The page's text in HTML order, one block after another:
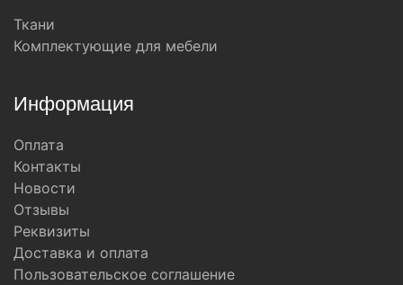
Ткани
Комплектующие для мебели
Информация
Оплата
Контакты
Новости
Отзывы
Реквизиты
Доставка и оплата
Пользовательское соглашение